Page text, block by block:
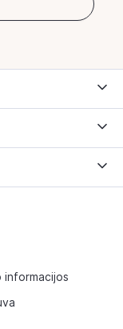
informacijos